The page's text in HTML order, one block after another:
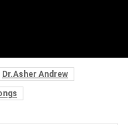
Dr.Asher Andrew